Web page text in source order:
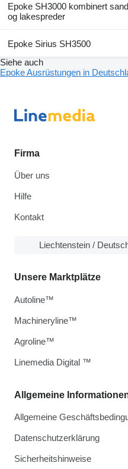
Epoke SH3000 kombinert sand
og lakespreder
Epoke Sirius SH3500
Siehe auch
Epoke Ausrüstungen in
Firma
Über uns
Hilfe
Kontakt
Liechtenstein /
Allgemeine
Allgemeine
Datenschutzerklärung
Sicherheitshinweise
Unsere Marktplätze
Autoline™
Machineryline™
Agroline™
Linemedia Digital ™